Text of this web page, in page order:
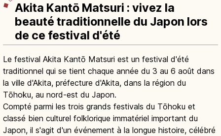
Akita Kantō Matsuri : vivez la
beauté traditionnelle du Japon lors
de ce festival d'été
Le festival Akita Kantō Matsuri est un festival d'été
traditionnel qui se tient chaque année du 3 au 6 août dans
la ville d'Akita, préfecture d'Akita, dans la région du
Tōhoku, au nord-est du Japon.
Compté parmi les trois grands festivals du Tōhoku et
classé bien culturel folklorique immatériel important du
Japon, il s'agit d'un événement à la longue histoire, célébré